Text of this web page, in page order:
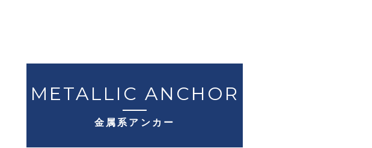
METALLIC ANCHOR
金属系アンカー